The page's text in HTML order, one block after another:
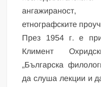
ангажираност,
етнографските
През 1954 г. е
Климент
„Българска
да слуша лекции и